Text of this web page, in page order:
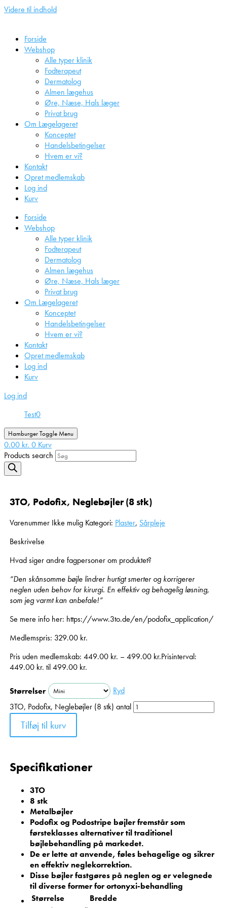
Videre til indhold
Forside
Webshop
Alle typer klinik
Fodterapeut
Dermatolog
Almen lægehus
Øre, Næse, Hals læger
Privat brug
Om Lægelageret
Konceptet
Handelsbetingelser
Hvem er vi?
Kontakt
Opret medlemskab
Log ind
Kurv
Forside
Webshop
Alle typer klinik
Fodterapeut
Dermatolog
Almen lægehus
Øre, Næse, Hals læger
Privat brug
Om Lægelageret
Konceptet
Handelsbetingelser
Hvem er vi?
Kontakt
Opret medlemskab
Log ind
Kurv
Log ind
Test0
Hamburger Toggle Menu
0.00 kr. 0 Kurv
Products search
3TO, Podofix, Neglebøjler (8 stk)
Varenummer Ikke mulig Kategori: Plaster, Sårpleje
Beskrivelse
Hvad siger andre fagpersoner om produktet?
“Den skånsomme bøjle lindrer hurtigt smerter og korrigerer
neglen uden behov for kirurgi. En effektiv og behagelig løsning,
som jeg varmt kan anbefale!”
Se mere info her: https://www.3to.de/en/podofix_application/
Medlemspris: 329.00 kr.
Pris uden medlemskab: 449.00 kr. – 499.00 kr.Prisinterval:
449.00 kr. til 499.00 kr.
Størrelser
Ryd
3TO, Podofix, Neglebøjler (8 stk) antal
Tilføj til kurv
Specifikationer
3TO
8 stk
Metalbøjler
Podofix og Podostripe bøjler fremstår som
førsteklasses alternativer til traditionel
bøjlebehandling på markedet.
De er lette at anvende, føles behagelige og sikrer
en effektiv neglekorrektion.
Disse bøjler fastgøres på neglen og er velegnede
til diverse former for ortonyxi-behandling
Størrelse
Bredde